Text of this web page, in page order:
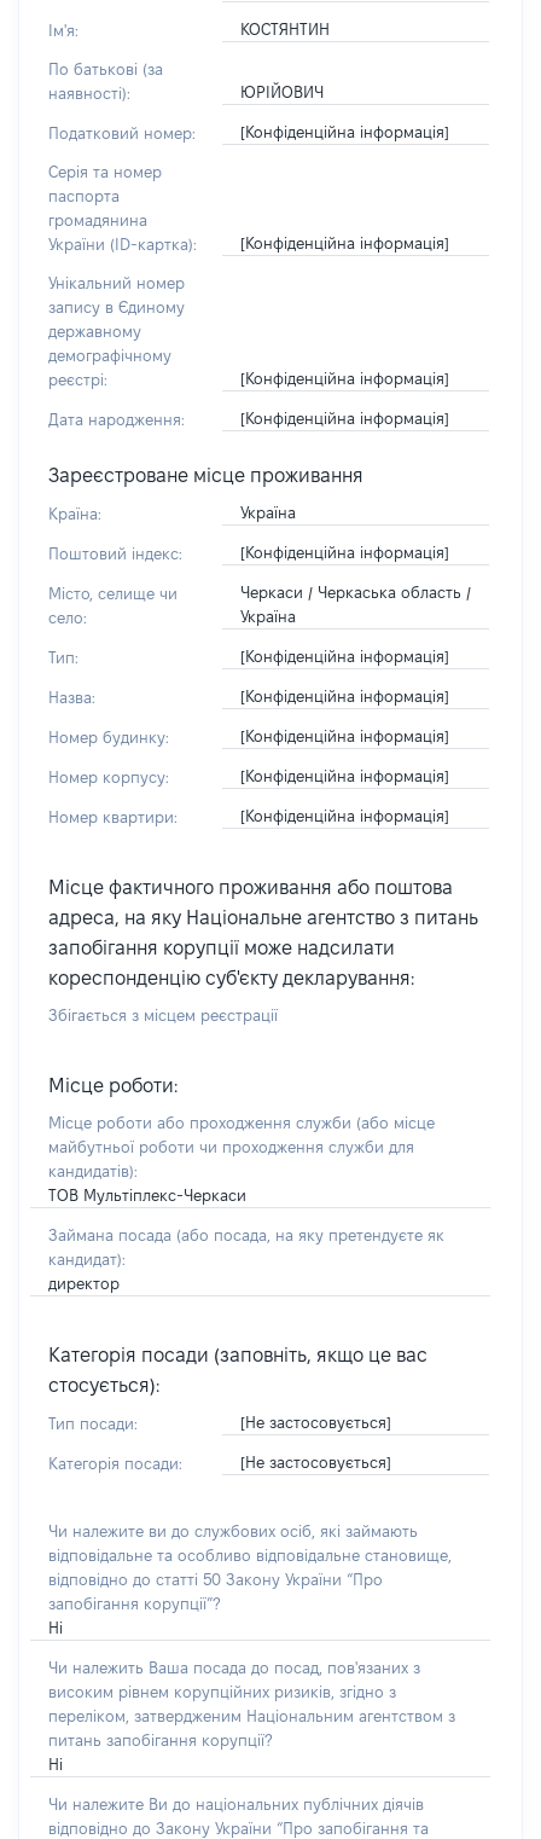
Ім'я: КОСТЯНТИН
По батькові (за
наявності):
ЮРІЙОВИЧ
Податковий номер: [Конфіденційна інформація]
Серія та номер
паспорта
громадянина
України (ID-картка):
[Конфіденційна інформація]
Унікальний номер
запису в Єдиному
державному
демографічному
реєстрі:
[Конфіденційна інформація]
Дата народження: [Конфіденційна інформація]
Зареєстроване місце проживання
Країна: Україна
Поштовий індекс: [Конфіденційна інформація]
Місто, селище чи
село:
Черкаси / Черкаська область /
Україна
Тип: [Конфіденційна інформація]
Назва: [Конфіденційна інформація]
Номер будинку: [Конфіденційна інформація]
Номер корпусу: [Конфіденційна інформація]
Номер квартири: [Конфіденційна інформація]
Місце фактичного проживання або поштова
адреса, на яку Національне агентство з питань
запобігання корупції може надсилати
кореспонденцію суб'єкту декларування:
Збігається з місцем реєстрації
Місце роботи:
Місце роботи або проходження служби (або місце
майбутньої роботи чи проходження служби для
кандидатів):
ТОВ Мультіплекс-Черкаси
Займана посада (або посада, на яку претендуєте як
кандидат):
директор
Категорія посади (заповніть, якщо це вас
стосується):
Тип посади: [Не застосовується]
Категорія посади: [Не застосовується]
Чи належите ви до службових осіб, які займають
відповідальне та особливо відповідальне становище,
відповідно до статті 50 Закону України “Про
запобігання корупції”?
Ні
Чи належить Ваша посада до посад, пов'язаних з
високим рівнем корупційних ризиків, згідно з
переліком, затвердженим Національним агентством з
питань запобігання корупції?
Ні
Чи належите Ви до національних публічних діячів
відповідно до Закону України “Про запобігання та